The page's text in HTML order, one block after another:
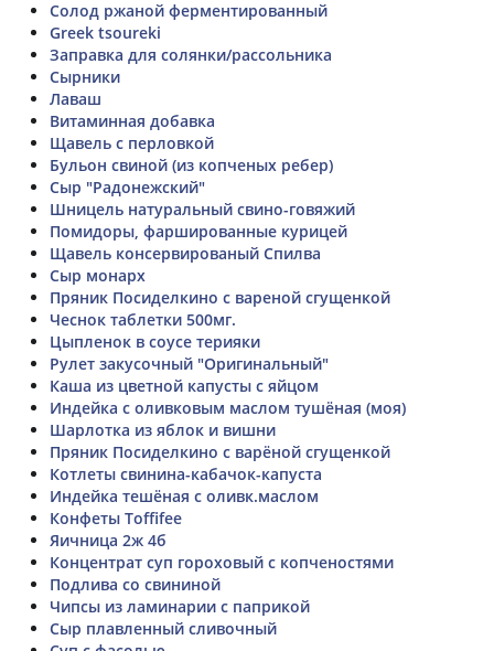
Солод ржаной ферментированный
Greek tsoureki
Заправка для солянки/рассольника
Сырники
Лаваш
Витаминная добавка
Щавель с перловкой
Бульон свиной (из копченых ребер)
Сыр "Радонежский"
Шницель натуральный свино-говяжий
Помидоры, фаршированные курицей
Щавель консервированый Спилва
Сыр монарх
Пряник Посиделкино с вареной сгущенкой
Чеснок таблетки 500мг.
Цыпленок в соусе терияки
Рулет закусочный "Оригинальный"
Каша из цветной капусты с яйцом
Индейка с оливковым маслом тушёная (моя)
Шарлотка из яблок и вишни
Пряник Посиделкино с варёной сгущенкой
Котлеты свинина-кабачок-капуста
Индейка тешёная с оливк.маслом
Конфеты Toffifee
Яичница 2ж 4б
Концентрат суп гороховый с копченостями
Подлива со свининой
Чипсы из ламинарии с паприкой
Сыр плавленный сливочный